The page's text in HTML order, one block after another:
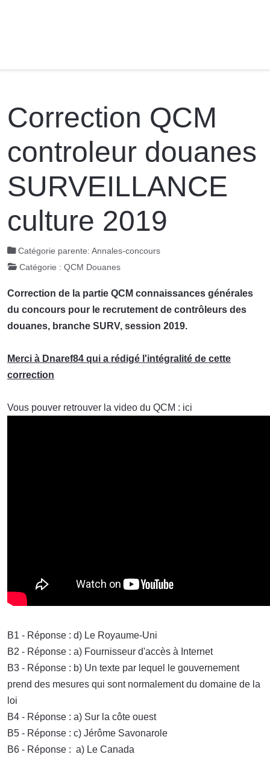
Correction QCM
controleur douanes
SURVEILLANCE
culture 2019
Catégorie parente: Annales-concours
Catégorie : QCM Douanes
Correction de la partie QCM connaissances générales
du concours pour le recrutement de contrôleurs des
douanes, branche SURV, session 2019.
Merci à Dnaref84 qui a rédigé l'intégralité de cette
correction
Vous pouver retrouver la video du QCM : ici
B1 - Réponse : d) Le Royaume-Uni
B2 - Réponse : a) Fournisseur d'accès à Internet
B3 - Réponse : b) Un texte par lequel le gouvernement
prend des mesures qui sont normalement du domaine de la
loi
B4 - Réponse : a) Sur la côte ouest
B5 - Réponse : c) Jérôme Savonarole
B6 - Réponse : a) Le Canada